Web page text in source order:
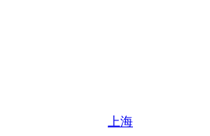
上海